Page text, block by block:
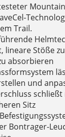
Trail.
lineare Stöße
absorbieren
und
Sitz
Bontrager-